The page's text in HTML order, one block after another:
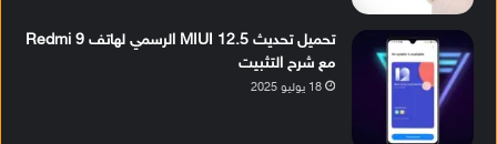
تحميل تحديث MIUI 12.5 الرسمي لهاتف Redmi 9
مع شرح التثبيت
18 يوليو 2025